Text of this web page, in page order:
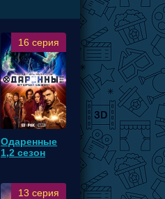
16 серия
Одаренные
1,2 сезон
13 серия